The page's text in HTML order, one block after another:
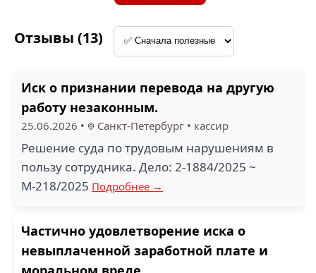
Отзывы (13)
Иск о признании перевода на другую
работу незаконным.
25.06.2026 • Санкт-Петербург • кассир
Решение суда по трудовым нарушениям в
пользу сотрудника. Дело: 2-1884/2025 ~
М-218/2025 Подробнее →
Частично удовлетворение иска о
невыплаченной заработной плате и